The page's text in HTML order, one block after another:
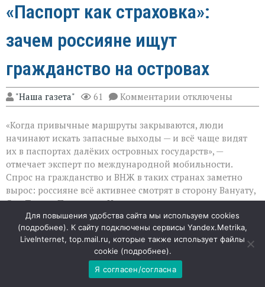
«Паспорт как страховка»:
зачем россияне ищут
гражданство на островах
"Наша газета" 61 Комментарии к
записи
как
страховка»:
россияне
ищут
гражданство
на
островах
отключены
«Когда привычные маршруты закрываются, люди
начинают искать запасные выходы — и всё чаще видят
их в паспортах далёких островных государств», —
отмечает эксперт по международной мобильности.
Спрос на гражданство и ВНЖ в таких странах заметно
вырос: россияне всё активнее смотрят в сторону Вануату,
Сан‑Томе и Принсипи, Науру и других островных
юрисдикций.
Куда сместился фокус
Ещё недавно многие делали ставку на карибские
программы — они давали понятный путь ко второму
Для повышения удобства сайта мы используем cookies
(подробнее). К сайту подключены сервисы Yandex.Metrika,
LiveInternet, top.mail.ru, которые также использует файлы
cookie (подробнее).
Я согласен/согласна